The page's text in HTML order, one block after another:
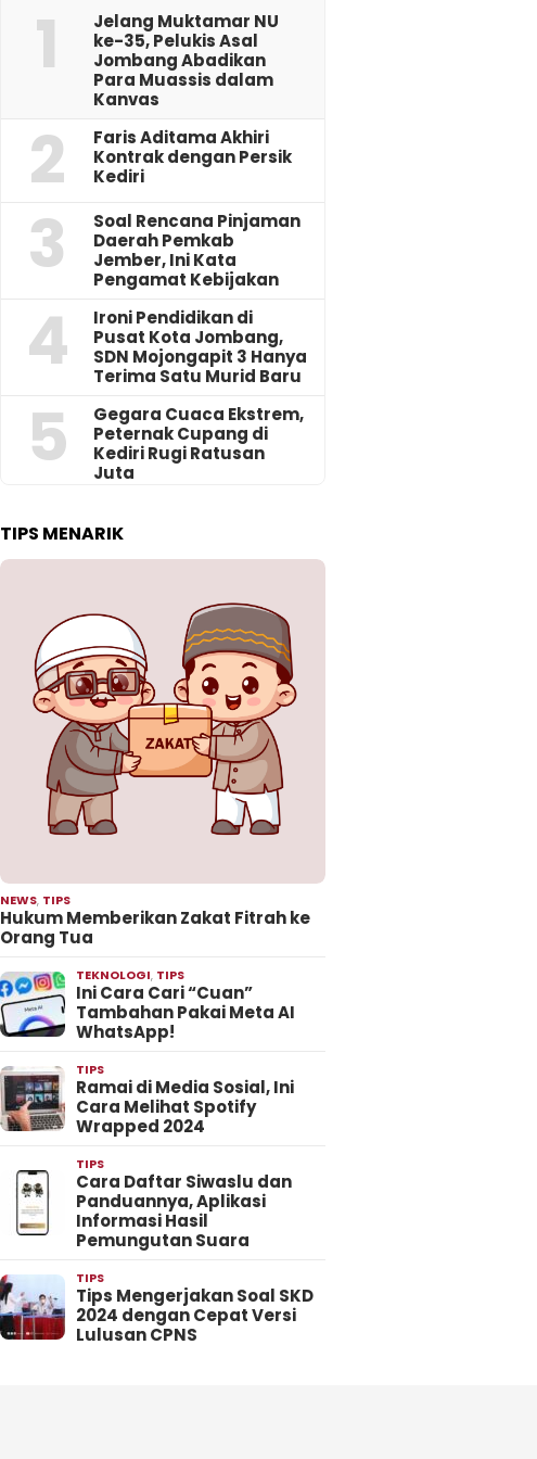
1
Jelang Muktamar NU
ke-35, Pelukis Asal
Jombang Abadikan
Para Muassis dalam
Kanvas
2
Faris Aditama Akhiri
Kontrak dengan Persik
Kediri
3
‎Soal Rencana Pinjaman
Daerah Pemkab
Jember, Ini Kata
Pengamat Kebijakan ‎
4
Ironi Pendidikan di
Pusat Kota Jombang,
SDN Mojongapit 3 Hanya
Terima Satu Murid Baru
5
‎Gegara Cuaca Ekstrem,
Peternak Cupang di
Kediri Rugi Ratusan
Juta
TIPS MENARIK
NEWS, TIPS
Hukum Memberikan Zakat Fitrah ke
Orang Tua
TEKNOLOGI, TIPS
Ini Cara Cari “Cuan”
Tambahan Pakai Meta AI
WhatsApp!
TIPS
Ramai di Media Sosial, Ini
Cara Melihat Spotify
Wrapped 2024
TIPS
Cara Daftar Siwaslu dan
Panduannya, Aplikasi
Informasi Hasil
Pemungutan Suara
TIPS
Tips Mengerjakan Soal SKD
2024 dengan Cepat Versi
Lulusan CPNS